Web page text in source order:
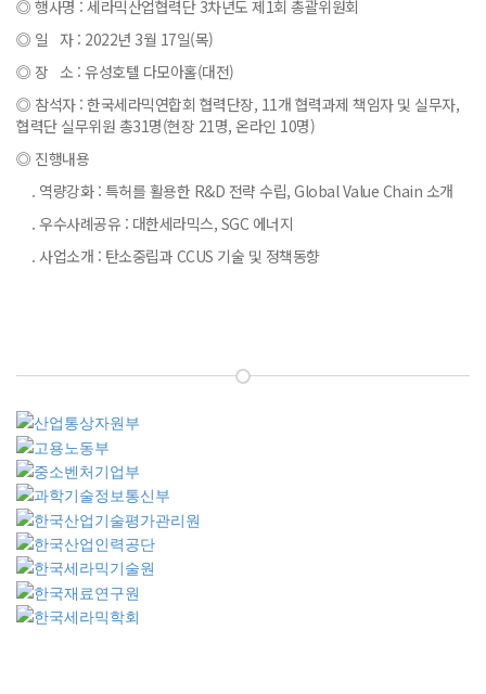
◎ 행사명 : 세라믹산업협력단 3차년도 제1회 총괄위원회
◎ 일 자 : 2022년 3월 17일(목)
◎ 장 소 : 유성호텔 다모아홀(대전)
◎ 참석자 : 한국세라믹연합회 협력단장, 11개 협력과제 책임자 및 실무자,
협력단 실무위원 총31명(현장 21명, 온라인 10명)
◎ 진행내용
. 역량강화 : 특허를 활용한 R&D 전략 수립, Global Value Chain 소개
. 우수사례공유 : 대한세라믹스, SGC 에너지
. 사업소개 : 탄소중립과 CCUS 기술 및 정책동향